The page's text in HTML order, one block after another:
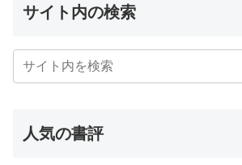
サイト内の検索
人気の書評